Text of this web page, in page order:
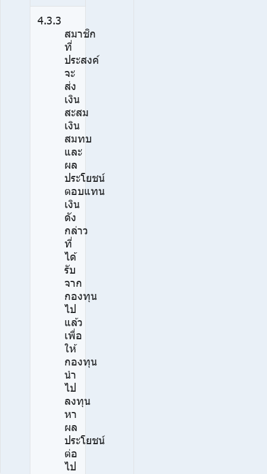
4.3.3
สมาชิก
ที่
ประสงค์
จะ
ส่ง
เงิน
สะสม
เงิน
สมทบ
และ
ผล
ประโยชน์
ตอบแทน
เงิน
ดัง
กล่าว
ที่
ได้
รับ
จาก
กองทุน
ไป
แล้ว
เพื่อ
ให้
กองทุน
นำ
ไป
ลงทุน
หา
ผล
ประโยชน์
ต่อ
ไป